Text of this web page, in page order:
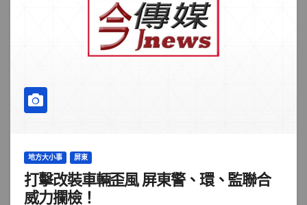
地方大小事 屏東
打擊改裝車輛歪風 屏東警、環、監聯合
威力攔檢！